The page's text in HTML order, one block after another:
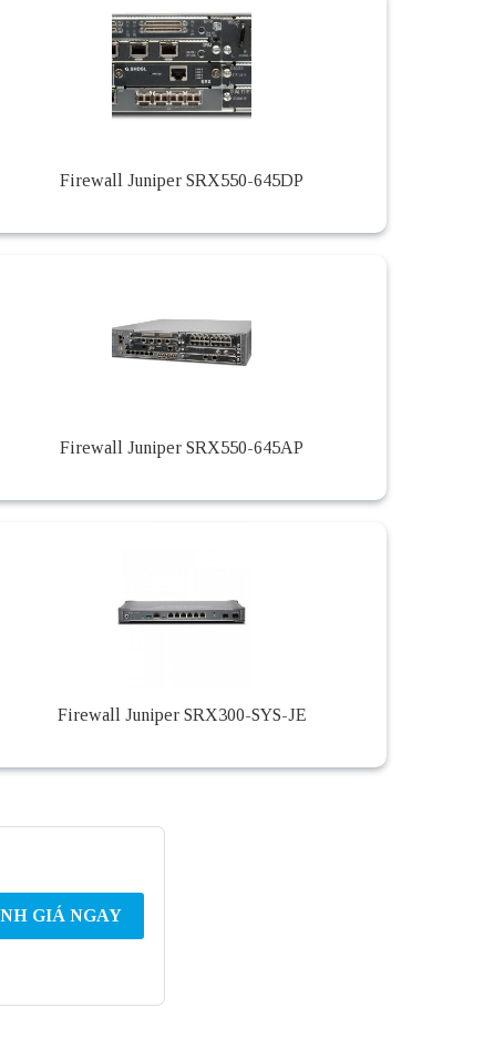
Firewall Juniper SRX550-645DP
Firewall Juniper SRX550-645AP
Firewall Juniper SRX300-SYS-JE
GIÁ NGAY